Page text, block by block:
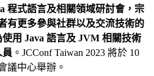
程式語言及相關領域研討會，宗
有更多參與社群以及交流技術的
用 Java 語言及 JVM 相關技術
員 。JCConf Taiwan 2023 將於 10
議中心舉辦。